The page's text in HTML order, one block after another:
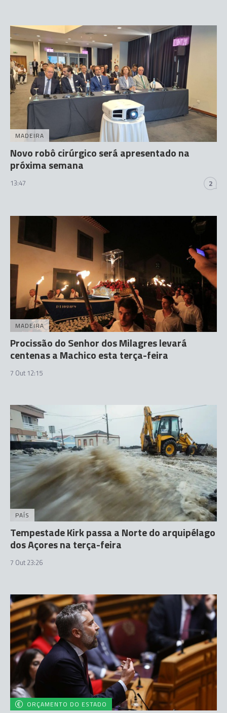
MADEIRA
Novo robô cirúrgico será apresentado na
próxima semana
13:47 2
MADEIRA
Procissão do Senhor dos Milagres levará
centenas a Machico esta terça-feira
7 Out 12:15
PAÍS
Tempestade Kirk passa a Norte do arquipélago
dos Açores na terça-feira
7 Out 23:26
ORÇAMENTO DO ESTADO